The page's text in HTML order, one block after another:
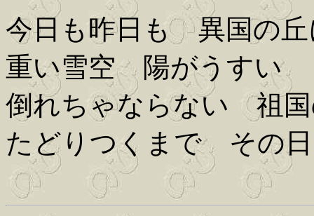
今日も昨日も 異国の丘
重い雪空 陽がうすい
倒れちゃならない 祖
たどりつくまで その